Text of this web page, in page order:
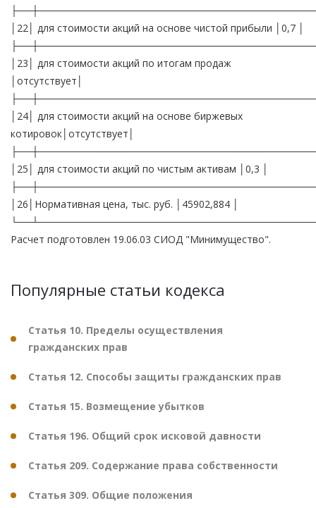
│22│ для стоимости акций на основе чистой прибыли │0,7 │
│23│ для стоимости акций по итогам продаж
│отсутствует│
│24│ для стоимости акций на основе биржевых
котировок│отсутствует│
│25│ для стоимости акций по чистым активам │0,3 │
│26│Нормативная цена, тыс. руб. │45902,884 │
Расчет подготовлен 19.06.03 СИОД "Минимущество".
Популярные статьи кодекса
Статья 10. Пределы осуществления
гражданских прав
Статья 12. Способы защиты гражданских прав
Статья 15. Возмещение убытков
Статья 196. Общий срок исковой давности
Статья 209. Содержание права собственности
Статья 309. Общие положения